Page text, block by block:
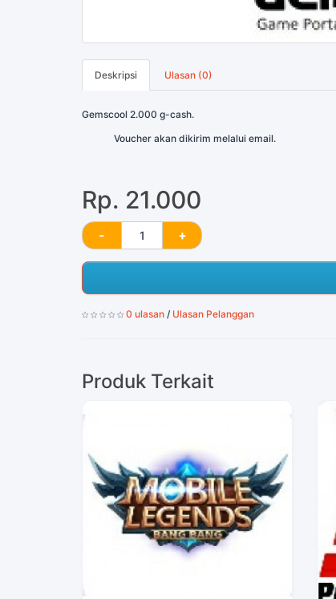
Deskripsi Ulasan (0)
Gemscool 2.000 g-cash.
Voucher akan dikirim melalui email.
Rp. 21.000
0 ulasan / Ulasan Pelanggan
Produk Terkait